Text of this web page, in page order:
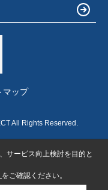
マップ
All Rights Reserved.
サービス向上検討を目的と
をご確認ください。